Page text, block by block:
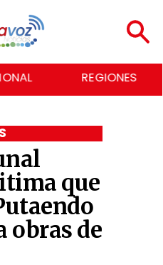
ECONOMÍA
que
obras de